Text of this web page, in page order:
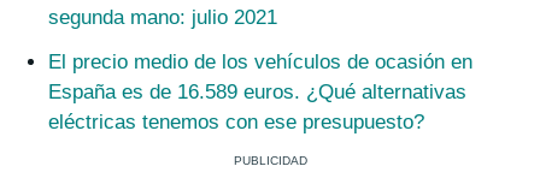
segunda mano: julio 2021
El precio medio de los vehículos de ocasión en
España es de 16.589 euros. ¿Qué alternativas
eléctricas tenemos con ese presupuesto?